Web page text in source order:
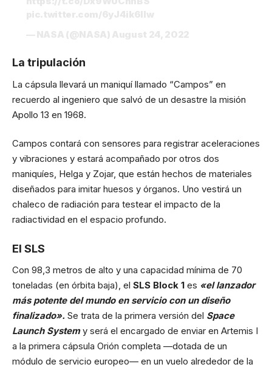
La tripulación
La cápsula llevará un maniquí llamado “Campos” en
recuerdo al ingeniero que salvó de un desastre la misión
Apollo 13 en 1968.
Campos contará con sensores para registrar aceleraciones
y vibraciones y estará acompañado por otros dos
maniquíes, Helga y Zojar, que están hechos de materiales
diseñados para imitar huesos y órganos. Uno vestirá un
chaleco de radiación para testear el impacto de la
radiactividad en el espacio profundo.
El SLS
Con 98,3 metros de alto y una capacidad mínima de 70
toneladas (en órbita baja), el SLS Block 1 es «el lanzador
más potente del mundo en servicio con un diseño
finalizado». Se trata de la primera versión del Space
Launch Systemy será el encargado de enviar en Artemis I
a la primera cápsula Orión completa —dotada de un
módulo de servicio europeo— en un vuelo alrededor de la